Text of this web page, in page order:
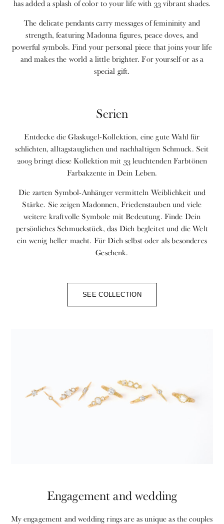
has added a splash of color to your life with 33 vibrant shades.
The delicate pendants carry messages of femininity and
strength, featuring Madonna figures, peace doves, and
powerful symbols. Find your personal piece that joins your life
and makes the world a little brighter. For yourself or as a
special gift.
Serien
Entdecke die Glaskugel-Kollektion, eine gute Wahl für
schlichten, alltagstauglichen und nachhaltigen Schmuck. Seit
2003 bringt diese Kollektion mit 33 leuchtenden Farbtönen
Farbakzente in Dein Leben.
Die zarten Symbol-Anhänger vermitteln Weiblichkeit und
Stärke. Sie zeigen Madonnen, Friedenstauben und viele
weitere kraftvolle Symbole mit Bedeutung. Finde Dein
persönliches Schmuckstück, das Dich begleitet und die Welt
ein wenig heller macht. Für Dich selbst oder als besonderes
Geschenk.
SEE COLLECTION
Engagement and wedding
My engagement and wedding rings are as unique as the couples